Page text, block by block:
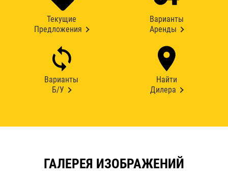
Текущие
Предложения
Варианты
Аренды
Варианты
Б/У
Найти
Дилера
ГАЛЕРЕЯ ИЗОБРАЖЕНИЙ